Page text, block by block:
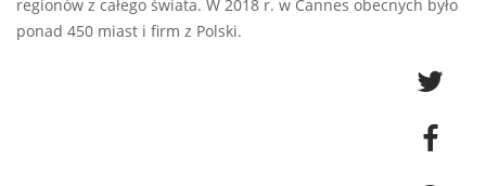
regionów z całego świata. W 2018 r. w Cannes obecnych było
ponad 450 miast i firm z Polski.